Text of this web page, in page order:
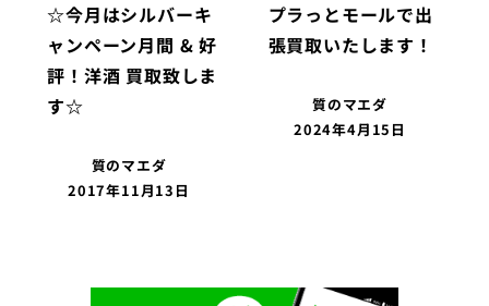
☆今月はシルバーキ
ャンペーン月間 & 好
評！洋酒 買取致しま
す☆
質のマエダ
2017年11月13日
プラっとモールで出
張買取いたします！
質のマエダ
2024年4月15日